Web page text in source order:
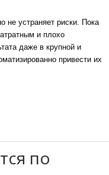
не устраняет риски. Пока
и плохо
даже в крупной и
привести их
по